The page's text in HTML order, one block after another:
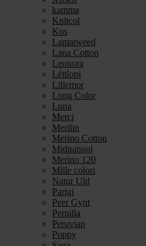
kamma
Knitcol
Kos
Lamatweed
Lana Cotton
Leonora
Léttlopi
Lillemor
Long Color
Luna
Merci
Merilin
Merino Cotton
Midnatssol
Merino 120
Mille colori
Natur Uld
Parigi
Peer Gynt
Pernilla
Peruvian
Poppy